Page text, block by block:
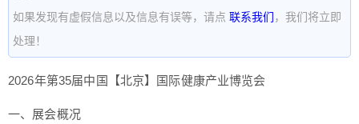
如果发现有虚假信息以及信息有误等，请点 联系我们 ，我们将立即
处理！
2026年第35届中国【北京】国际健康产业博览会
一、展会概况